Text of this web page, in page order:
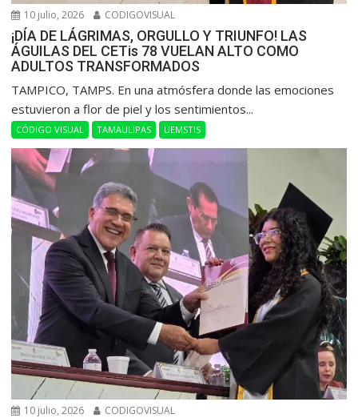
10 julio, 2026 CODIGOVISUAL
¡DÍA DE LÁGRIMAS, ORGULLO Y TRIUNFO! LAS
ÁGUILAS DEL CETis 78 VUELAN ALTO COMO
ADULTOS TRANSFORMADOS
​TAMPICO, TAMPS. En una atmósfera donde las emociones
estuvieron a flor de piel y los sentimientos...
CÓDIGO VISUAL TAMAULIPAS UEMSTIS
10 julio, 2026 CODIGOVISUAL